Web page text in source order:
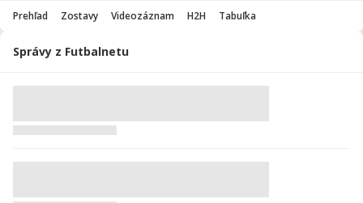
Prehľad Zostavy Videozáznam H2H Tabuľka
Správy z Futbalnetu